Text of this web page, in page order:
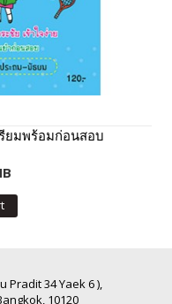
ยมพร้อมก่อนสอบ
Pradit 34 Yaek 6 ),
10120